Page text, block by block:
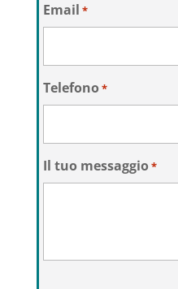
Email *
Telefono*
Il tuo messaggio*